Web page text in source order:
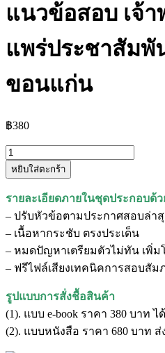
แนวข้อสอบ เจ้า
แพร่ประชาสัมพั
ขอนแก่น
฿380
จำนวน
แนว
เจ้า
พนักงาน
เผย
แพร่
ประชาสัมพันธ์
โรง
พยาบาล
ขอนแก่น
หยิบใส่ตะกร้า
รายละเอียดภายในชุดประกอบด้ว
– ปรับหัวข้อตามประกาศสอบล่า
– เนื้อหากระชับ ตรงประเด็น
– หมดปัญหาเตรียมตัวไม่ทัน เพิ่ม
– ฟรีไฟล์เสียงเทคนิคการสอบสั
รูปแบบการสั่งชื้อสินค้า
(1). แบบ e-book ราคา 380 บาท
(2). แบบหนังสือ ราคา 680 บาท